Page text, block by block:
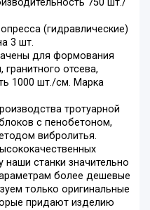
750 шт./
(гидравлические)
3 шт.
для формования
отсева,
1000 шт./см. Марка
тротуарной
с пенобетоном,
вибролитья.
станки значительно
более дешевые
только оригинальные
придают изделию